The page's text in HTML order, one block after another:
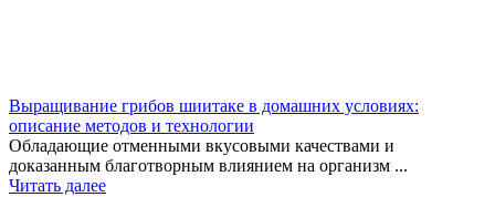
Выращивание грибов шиитаке в домашних условиях:
описание методов и технологии
Обладающие отменными вкусовыми качествами и
доказанным благотворным влиянием на организм ...
Читать далее